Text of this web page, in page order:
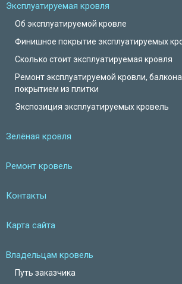
Эксплуатируемая кровля
Об эксплуатируемой кровле
Финишное покрытие эксплуатируемых
Сколько стоит эксплуатируемая кровля
Ремонт эксплуатируемой кровли,
покрытием из плитки
Экспозиция эксплуатируемых кровель
Зелёная кровля
Ремонт кровель
Контакты
Карта сайта
Владельцам кровель
Путь заказчика